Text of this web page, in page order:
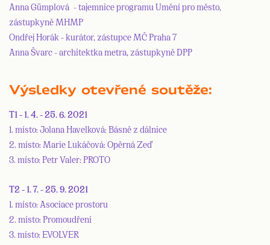
Anna Gümplová - tajemnice programu Umění pro město,
zástupkyně MHMP
Ondřej Horák - kurátor, zástupce MČ Praha 7
Anna Švarc - architektka metra, zástupkyně DPP
Výsledky otevřené soutěže:
T1 - 1. 4. - 25. 6. 2021
1. místo: Jolana Havelková: Básně z dálnice
2. místo: Marie Lukáčová: Opěrná Zeď
3. místo: Petr Valer: PROTO
T2 - 1. 7. - 25. 9. 2021
1. místo: Asociace prostoru
2. místo: Promoudření
3. místo: EVOLVER